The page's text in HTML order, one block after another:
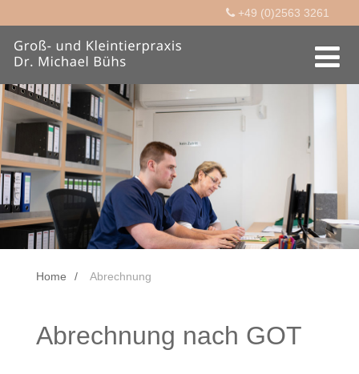
+49 (0)2563 3261
Home Abrechnung
Abrechnung nach GOT